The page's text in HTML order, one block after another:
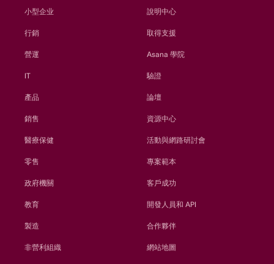
小型企业
行銷
營運
IT
產品
銷售
醫療保健
零售
政府機關
教育
製造
非營利組織
說明中心
取得支援
Asana 學院
驗證
論壇
資源中心
活動與網路研討會
專案範本
客戶成功
開發人員和 API
合作夥伴
網站地圖